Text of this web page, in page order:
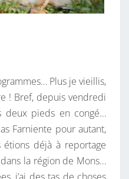
Plus je vieillis,
! Bref, depuis vendredi
pieds en congé…
Farniente pour autant,
déjà à reportage
la région de Mons…